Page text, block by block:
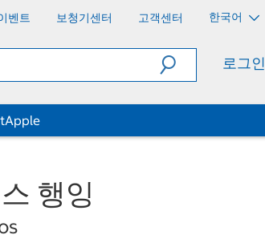
벤트 보청기센터 고객센터 한국어
로그인
Apple
행잉